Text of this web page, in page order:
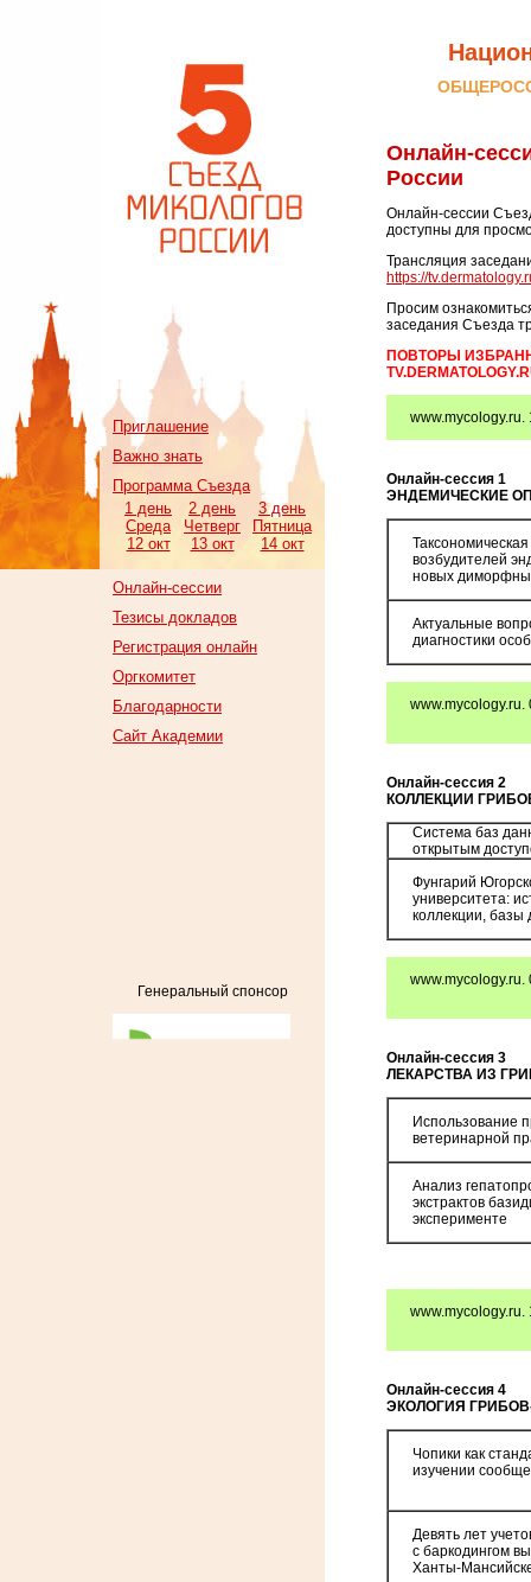
Приглашение
Важно знать
Программа Съезда
1 день
Среда
12 окт
2 день
Четверг
13 окт
3 день
Пятница
14 окт
Онлайн-сессии
Тезисы докладов
Регистрация онлайн
Оргкомитет
Благодарности
Сайт Академии
Генеральный спонсор
Онлайн-
России
Онлайн-сессии
доступны для
Трансляция
https://
Просим
заседания Съезда
ПОВТОРЫ
www.mycology.ru.
Онлайн-сессия 1
ЭНДЕМИЧЕСКИЕ
возбудителей
новых
Актуальные
диагностики
www.mycology.ru.
Онлайн-сессия 2
КОЛЛЕКЦИИ
Система баз
открытым
Фунгарий
университета:
коллекции, базы
www.mycology.ru.
Онлайн-сессия 3
ЛЕКАРСТВА ИЗ
Использование
ветеринарной
Анализ
экстрактов
эксперименте
www.mycology.ru.
Онлайн-сессия 4
ЭКОЛОГИЯ
Чопики как
изучении
Девять лет
с баркодингом
Ханты-